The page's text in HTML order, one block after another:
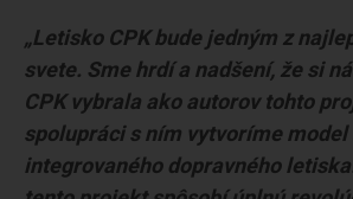
„Letisko CPK bude jedným z
svete. Sme hrdí a nadšení, že si
CPK vybrala ako autorov tohto
spolupráci s ním vytvoríme model
integrovaného dopravného